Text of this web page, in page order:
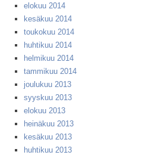
elokuu 2014
kesäkuu 2014
toukokuu 2014
huhtikuu 2014
helmikuu 2014
tammikuu 2014
joulukuu 2013
syyskuu 2013
elokuu 2013
heinäkuu 2013
kesäkuu 2013
huhtikuu 2013